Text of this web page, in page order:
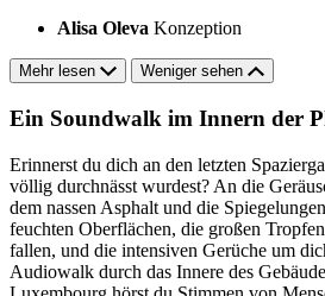
Alisa Oleva Konzeption
Mehr lesen Weniger sehen
Ein Soundwalk im Innern der
Erinnerst du dich an den letzten
völlig durchnässt wurdest? An die
dem nassen Asphalt und die
feuchten Oberflächen, die großen
fallen, und die intensiven Gerüche um
Audiowalk durch das Innere des